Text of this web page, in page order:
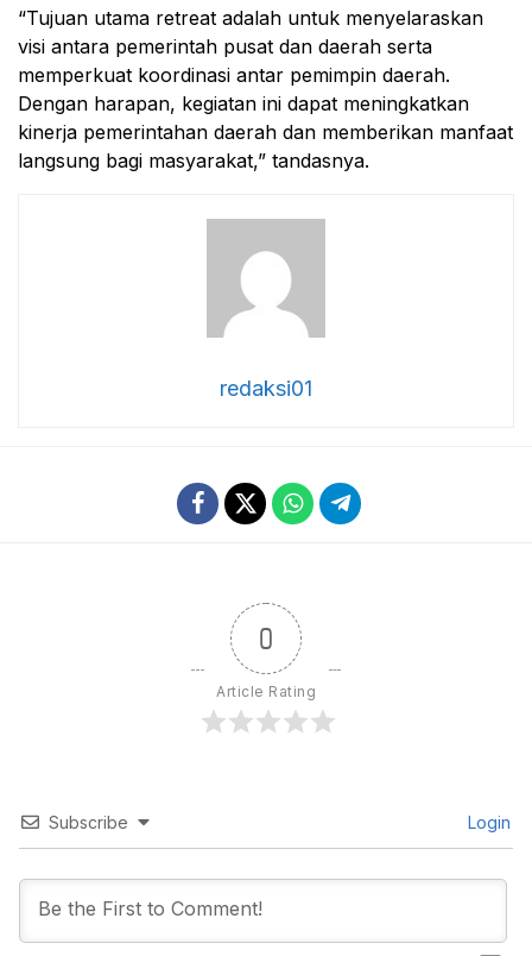
“Tujuan utama retreat adalah untuk menyelaraskan
visi antara pemerintah pusat dan daerah serta
memperkuat koordinasi antar pemimpin daerah.
Dengan harapan, kegiatan ini dapat meningkatkan
kinerja pemerintahan daerah dan memberikan manfaat
langsung bagi masyarakat,” tandasnya.
redaksi01
0
Article Rating
Subscribe Login